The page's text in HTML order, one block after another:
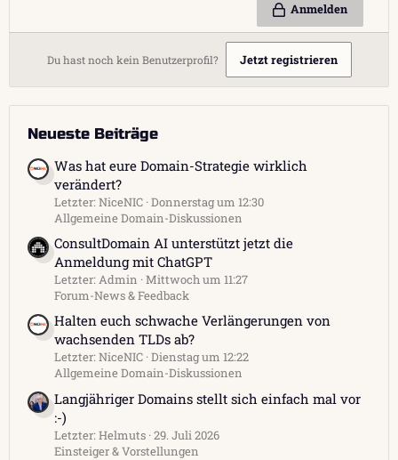
Anmelden
Du hast noch kein Benutzerprofil? Jetzt registrieren
Neueste Beiträge
Was hat eure Domain-Strategie wirklich
verändert?
Letzter: NiceNIC Donnerstag um 12:30
Allgemeine Domain-Diskussionen
ConsultDomain AI unterstützt jetzt die
Anmeldung mit ChatGPT
Letzter: Admin Mittwoch um 11:27
Forum-News & Feedback
Halten euch schwache Verlängerungen von
wachsenden TLDs ab?
Letzter: NiceNIC Dienstag um 12:22
Allgemeine Domain-Diskussionen
Langjähriger Domains stellt sich einfach mal vor
:-)
Letzter: Helmuts 29. Juli 2026
Einsteiger & Vorstellungen